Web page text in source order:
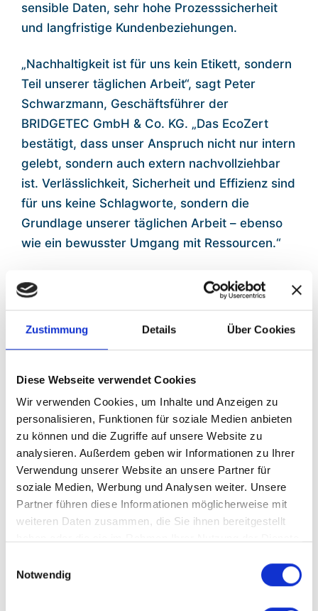
Zustimmung Details Über Cookies
Diese Webseite verwendet Cookies
Wir verwenden Cookies, um Inhalte und Anzeigen zu
personalisieren, Funktionen für soziale Medien anbieten
zu können und die Zugriffe auf unsere Website zu
analysieren. Außerdem geben wir Informationen zu Ihrer
Verwendung unserer Website an unsere Partner für
soziale Medien, Werbung und Analysen weiter. Unsere
Partner führen diese Informationen möglicherweise mit
weiteren Daten zusammen, die Sie ihnen bereitgestellt
Notwendig
sensible Daten, sehr hohe Prozesssicherheit
und langfristige Kundenbeziehungen.
„Nachhaltigkeit ist für uns kein Etikett, sondern
Teil unserer täglichen Arbeit“, sagt Peter
Schwarzmann, Geschäftsführer der
BRIDGETEC GmbH & Co. KG. „Das EcoZert
bestätigt, dass unser Anspruch nicht nur intern
gelebt, sondern auch extern nachvollziehbar
ist. Verlässlichkeit, Sicherheit und Effizienz sind
für uns keine Schlagworte, sondern die
Grundlage unserer täglichen Arbeit – ebenso
wie ein bewusster Umgang mit Ressourcen.“
Die Zertifizierung basiert auf einer
strukturierten Analyse der Creditreform und
Kriterien: Umwelt, Soziales und
anderem der ressourcenschonende Einsatz
von Materialien und Energie, der
verantwortungsvolle Umgang mit
Mitarbeitenden sowie transparente,
regelkonforme Führungs- und
Entscheidungsstrukturen betrachtet.
Mit dem EcoZert weist BRIDGETEC nach, dass
effizienten, sicheren Prozessen über klare